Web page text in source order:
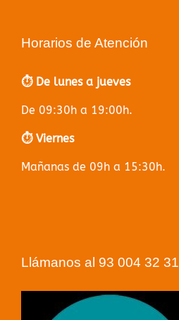
Horarios de Atención
⏱️ De lunes a jueves
De 09:30h a 19:00h.
⏱️ Viernes
Mañanas de 09h a 15:30h.
Llámanos al 93 004 32 31